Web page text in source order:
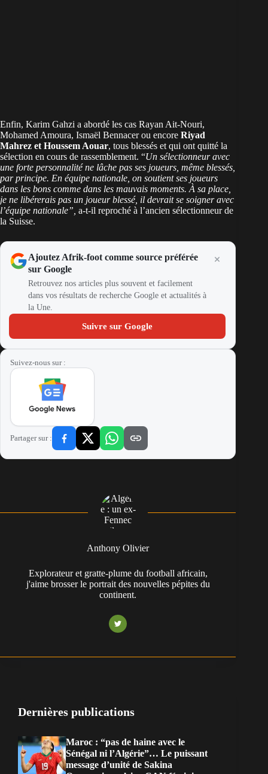
Enfin, Karim Gahzi a abordé les cas Rayan Ait-Nouri,
Mohamed Amoura, Ismaël Bennacer ou encore Riyad
Mahrez et Houssem Aouar, tous blessés et qui ont quitté la
sélection en cours de rassemblement. “Un sélectionneur avec
une forte personnalité ne lâche pas ses joueurs, même blessés,
par principe. En équipe nationale, on soutient ses joueurs
dans les bons comme dans les mauvais moments. À sa place,
je ne libérerais pas un joueur blessé, il devrait se soigner avec
l’équipe nationale”, a-t-il reproché à l’ancien sélectionneur de
la Suisse.
Ajoutez Afrik-foot comme source préférée
sur Google
Retrouvez nos articles plus souvent et facilement
dans vos résultats de recherche Google et actualités à
la Une.
Suivre sur Google
Suivez-nous sur :
Partager sur :
Anthony Olivier
Explorateur et gratte-plume du football africain,
j'aime brosser le portrait des nouvelles pépites du
continent.
Dernières publications
Maroc : “pas de haine avec le
Sénégal ni l’Algérie”… Le puissant
message d’unité de Sakina